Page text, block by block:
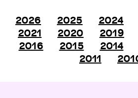
2026 2025 2024
2021
2020 2019
2016
2015 2014
2011